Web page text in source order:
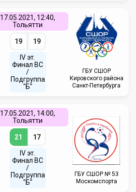
17.05.2021, 12:40,
Тольятти
19 19
IV эт.
Финал ВC
/
Подгруппа
"Б"
ГБУ СШОР
Кировского района
Санкт-Петербурга
17.05.2021, 14:00,
Тольятти
21 17
IV эт.
Финал ВC
/
Подгруппа
"Б"
ГБУ CШОР № 53
Москомспорта